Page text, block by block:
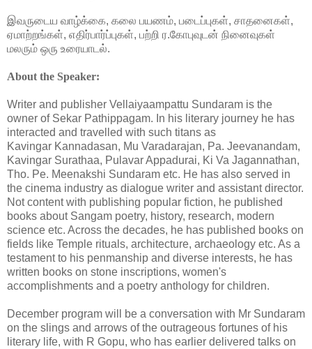
இவருடைய வாழ்க்கை, கலை பயணம், படைப்புகள், சாதனைகள்,
ஏமாற்றங்கள், எதிர்பார்ப்புகள், பற்றி ர.கோபுவுடன் நினைவுகள்
மலரும் ஒரு உரையாடல்.
About the Speaker:
Writer and publisher Vellaiyaampattu Sundaram is the
owner of Sekar Pathippagam. In his literary journey he has
interacted and travelled with such titans as
Kavingar Kannadasan, Mu Varadarajan, Pa. Jeevanandam,
Kavingar Surathaa, Pulavar Appadurai, Ki Va Jagannathan,
Tho. Pe. Meenakshi Sundaram etc. He has also served in
the cinema industry as dialogue writer and assistant director.
Not content with publishing popular fiction, he published
books about Sangam poetry, history, research, modern
science etc. Across the decades, he has published books on
fields like Temple rituals, architecture, archaeology etc. As a
testament to his penmanship and diverse interests, he has
written books on stone inscriptions, women's
accomplishments and a poetry anthology for children.
December program will be a conversation with Mr Sundaram
on the slings and arrows of the outrageous fortunes of his
literary life, with R Gopu, who has earlier delivered talks on